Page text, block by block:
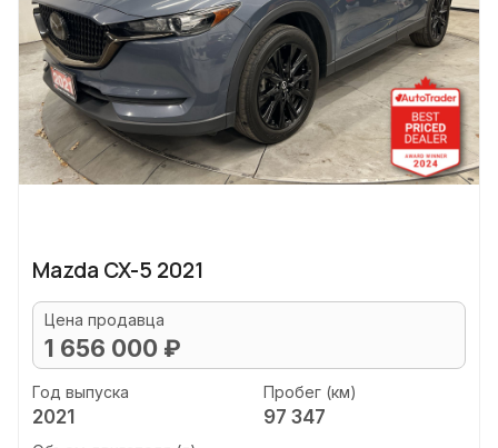
Mazda CX-5 2021
Цена продавца
1 656 000 ₽
Год выпуска
2021
Пробег (км)
97 347